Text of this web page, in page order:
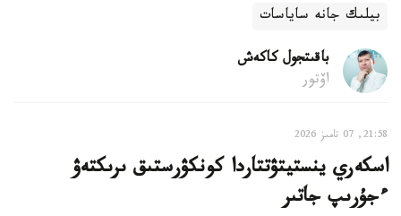
بيلىك جانە ساياسات
باقىتجول كاكەش
اۆتور
21:58, 07 تامىز 2026
اسكەري ينستيتۋتتاردا كونكۋرستىق ىرىكتەۋ
ءجۇرىپ جاتىر